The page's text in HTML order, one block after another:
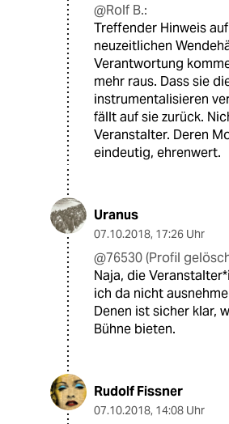
@Rolf B.:
Treffender Hinweis
neuzeitlichen
Verantwortung
mehr raus. Dass sie
instrumentalisieren
fällt auf sie zurück.
Veranstalter. Deren
eindeutig, ehrenwert.
Uranus
07.10.2018, 17:26 Uhr
@76530 (Profil
Naja, die
ich da nicht
Denen ist sicher klar,
Bühne bieten.
Rudolf Fissner
07.10.2018, 14:08 Uhr